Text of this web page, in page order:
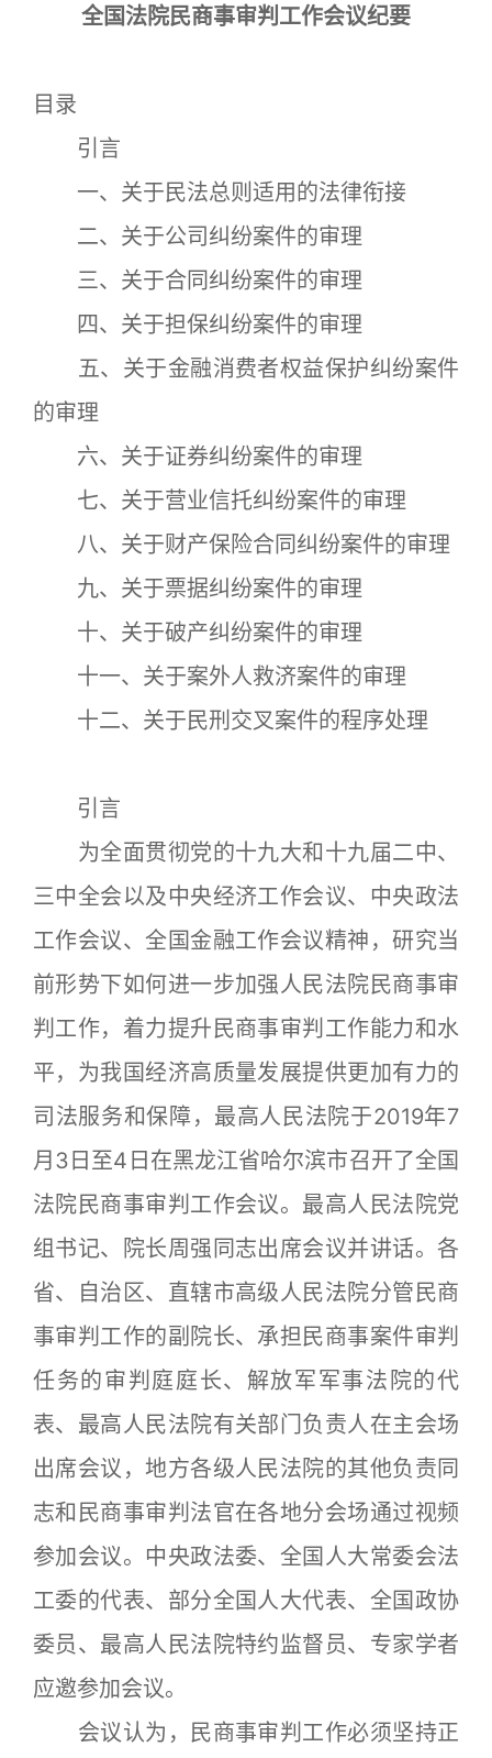
全国法院民商事审判工作会议纪要
目录
引言
一、关于民法总则适用的法律衔接
二、关于公司纠纷案件的审理
三、关于合同纠纷案件的审理
四、关于担保纠纷案件的审理
五、关于金融消费者权益保护纠纷案件
的审理
六、关于证券纠纷案件的审理
七、关于营业信托纠纷案件的审理
八、关于财产保险合同纠纷案件的审理
九、关于票据纠纷案件的审理
十、关于破产纠纷案件的审理
十一、关于案外人救济案件的审理
十二、关于民刑交叉案件的程序处理
引言
为全面贯彻党的十九大和十九届二中、
三中全会以及中央经济工作会议、中央政法
工作会议、全国金融工作会议精神，研究当
前形势下如何进一步加强人民法院民商事审
判工作，着力提升民商事审判工作能力和水
平，为我国经济高质量发展提供更加有力的
司法服务和保障，最高人民法院于2019年7
月3日至4日在黑龙江省哈尔滨市召开了全国
法院民商事审判工作会议。最高人民法院党
组书记、院长周强同志出席会议并讲话。各
省、自治区、直辖市高级人民法院分管民商
事审判工作的副院长、承担民商事案件审判
任务的审判庭庭长、解放军军事法院的代
表、最高人民法院有关部门负责人在主会场
出席会议，地方各级人民法院的其他负责同
志和民商事审判法官在各地分会场通过视频
参加会议。中央政法委、全国人大常委会法
工委的代表、部分全国人大代表、全国政协
委员、最高人民法院特约监督员、专家学者
应邀参加会议。
会议认为，民商事审判工作必须坚持正